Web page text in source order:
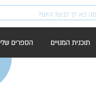
תוכנית המנויים הספרים שלי